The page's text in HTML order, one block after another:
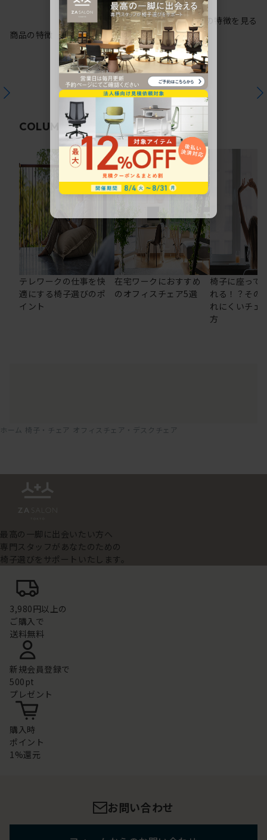
商品の特徴
シリーズの特徴を見る
COLUMN 関連コラム
テレワークの仕事を快
適にする椅子選びのポ
イント
在宅ワークにおすすめ
のオフィスチェア5選
椅子に座って
れる！？その
れにくいチェ
方
ホーム 椅子・チェア オフィスチェア・デスクチェア
最高の一脚に出会いたい方へ
専門スタッフがあなたのための
椅子選びをサポートいたします。
3,980円以上の
ご購入で
送料無料
新規会員登録で
500pt
プレゼント
購入時
ポイント
1%還元
お問い合わせ